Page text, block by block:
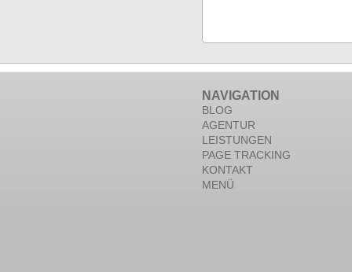
NAVIGATION
BLOG
AGENTUR
LEISTUNGEN
PAGE TRACKING
KONTAKT
MENÜ